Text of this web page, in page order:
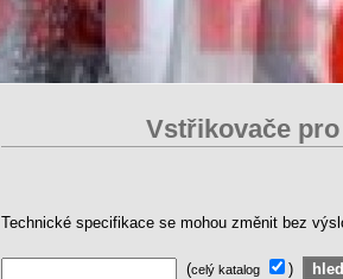
Vstřikovače pro
Technické specifikace se mohou změnit bez
(celý katalog )